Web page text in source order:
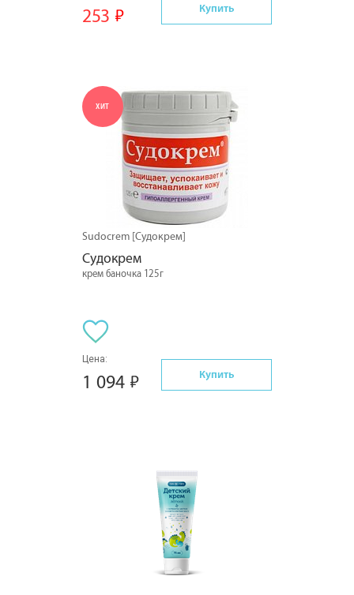
253 Купить
ХИТ
Sudocrem [Судокрем]
Судокрем
крем баночка 125г
Цена:
1 094 Купить